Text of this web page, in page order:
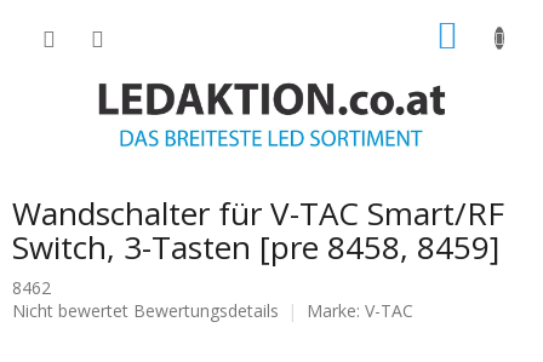
Wandschalter für V-TAC Smart/RF
Switch, 3-Tasten [pre 8458, 8459]
8462
Die
Nicht bewertet Bewertungsdetails Marke: V-TAC